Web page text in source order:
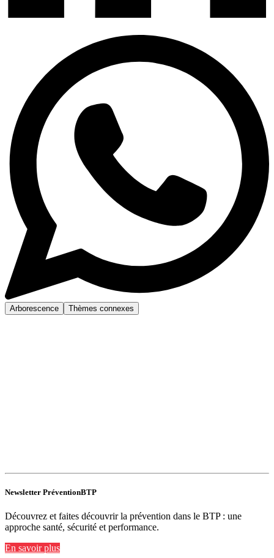
Arborescence Thèmes connexes
Newsletter PréventionBTP
Découvrez et faites découvrir la prévention dans le BTP : une
approche santé, sécurité et performance.
En savoir plus